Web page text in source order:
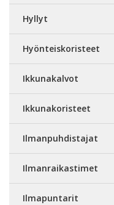
Hyllyt
Hyönteiskoristeet
Ikkunakalvot
Ikkunakoristeet
Ilmanpuhdistajat
Ilmanraikastimet
Ilmapuntarit